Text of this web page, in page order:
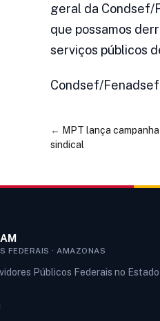
geral da Condsef/
que possamos
serviços públicos
Condsef/Fenadsef
← MPT lança
sindical
FEDERAIS · AMAZONAS
Públicos Federais no